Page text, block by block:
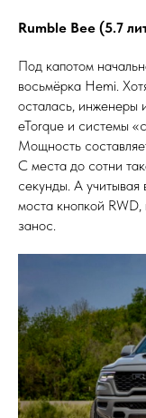
Rumble Bee (5.7
Под капотом
восьмёрка Hemi.
осталась, инженеры
eTorque и системы
Мощность
С места до сотни
секунды. А учитывая
моста кнопкой RWD,
занос.